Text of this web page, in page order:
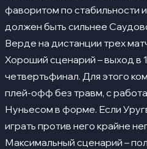
фаворитом по стабильности
должен быть сильнее
Верде на дистанции трех
Хороший сценарий – выход в
четвертьфинал. Для этого
плей-офф без травм, с
Нуньесом в форме. Если
играть против него крайне
Максимальный сценарий –